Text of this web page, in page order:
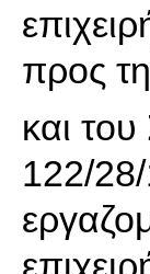
προς
και
122/